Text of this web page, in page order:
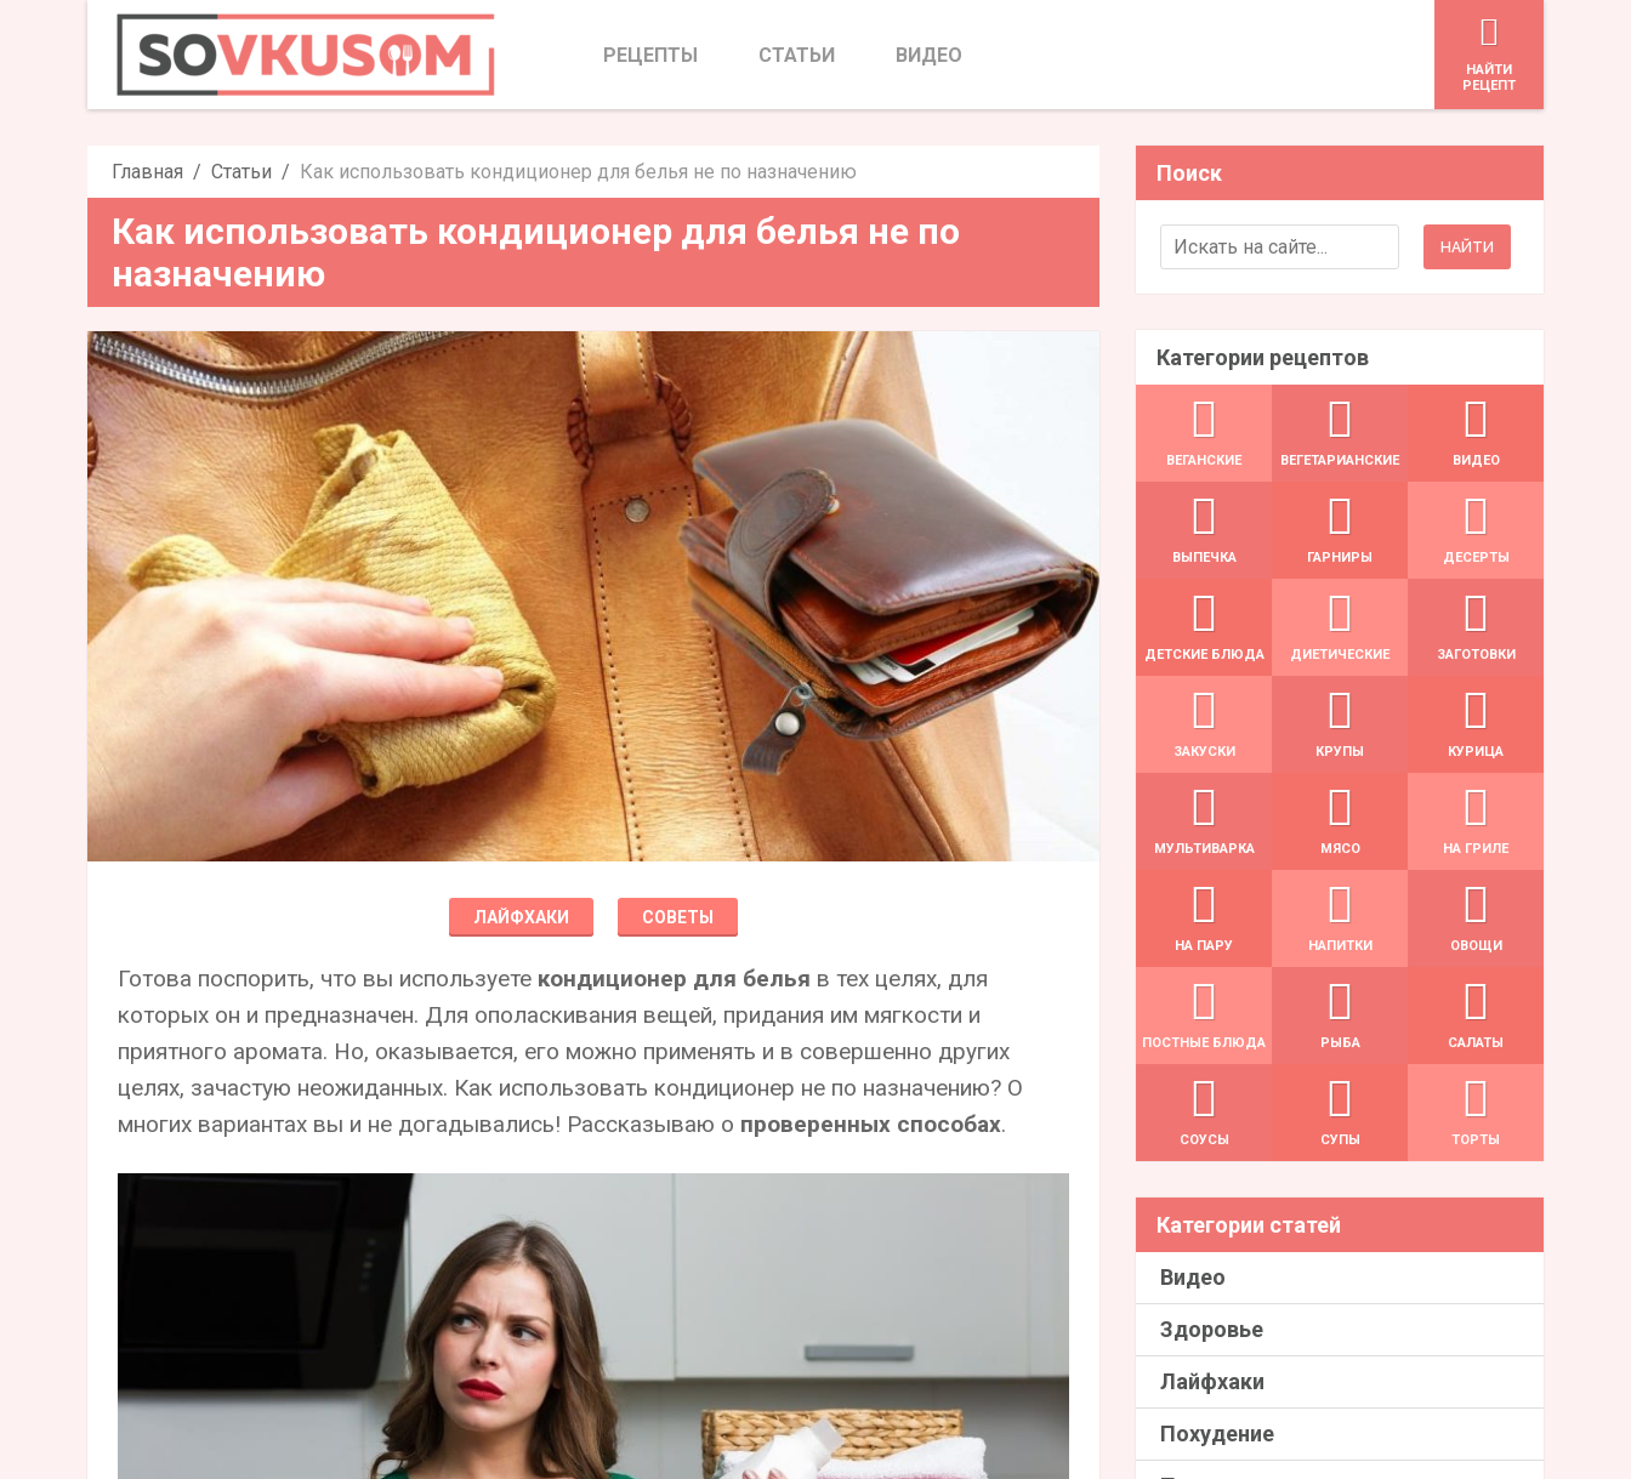
Как использовать кондиционер для белья не по
назначениюРЕЦЕПТЫ СТАТЬИ ВИДЕО
HАЙТИ
РЕЦЕПТ
Главная Статьи Как использовать кондиционер для белья не по назначению
Как использовать кондиционер для белья не по
назначению
ЛАЙФХАКИ СОВЕТЫ
Готова поспорить, что вы используете кондиционер для белья в тех целях, для
которых он и предназначен. Для ополаскивания вещей, придания им мягкости и
приятного аромата. Но, оказывается, его можно применять и в совершенно других
целях, зачастую неожиданных. Как использовать кондиционер не по назначению? О
многих вариантах вы и не догадывались! Рассказываю о проверенных способах.
Поиск
Search for:
Категории рецептов
ВЕГАНСКИЕ ВЕГЕТАРИАНСКИЕ ВИДЕО
ВЫПЕЧКА ГАРНИРЫ ДЕСЕРТЫ
ДЕТСКИЕ БЛЮДА ДИЕТИЧЕСКИЕ ЗАГОТОВКИ
ЗАКУСКИ КРУПЫ КУРИЦА
МУЛЬТИВАРКА МЯСО НА ГРИЛЕ
НА ПАРУ НАПИТКИ ОВОЩИ
ПОСТНЫЕ БЛЮДА РЫБА САЛАТЫ
СОУСЫ СУПЫ ТОРТЫ
Категории статей
Видео
Здоровье
Лайфхаки
Похудение